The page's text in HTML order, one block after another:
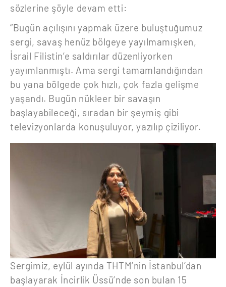
sözlerine şöyle devam etti:
“Bugün açılışını yapmak üzere buluştuğumuz
sergi, savaş henüz bölgeye yayılmamışken,
İsrail Filistin’e saldırılar düzenliyorken
yayımlanmıştı. Ama sergi tamamlandığından
bu yana bölgede çok hızlı, çok fazla gelişme
yaşandı. Bugün nükleer bir savaşın
başlayabileceği, sıradan bir şeymiş gibi
televizyonlarda konuşuluyor, yazılıp çiziliyor.
Sergimiz, eylül ayında THTM’nin İstanbul’dan
başlayarak İncirlik Üssü’nde son bulan 15